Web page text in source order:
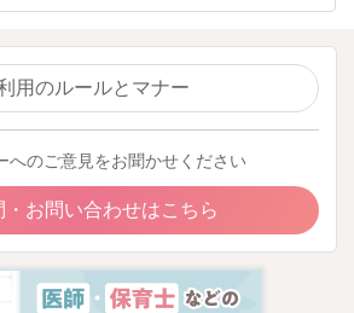
用のルールとマナー
へのご意見をお聞かせください
・お問い合わせはこちら